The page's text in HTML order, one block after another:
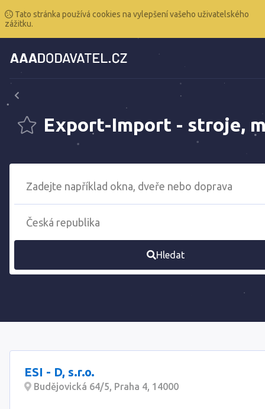
Tato stránka používá cookies na vylepšení vašeho uživatelského
zážitku.
Export-Import - stroje,
Hledat
ESI - D, s.r.o.
Budějovická 64/5, Praha 4, 14000